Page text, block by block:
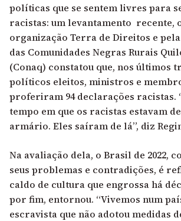
políticas que se sentem livres para
racistas: um levantamento recente,
organização Terra de Direitos e
das Comunidades Negras Rurais
(Conaq) constatou que, nos últimos
políticos eleitos, ministros e
proferiram 94 declarações racistas.
tempo em que os racistas estavam
armário. Eles saíram de lá”, diz
Na avaliação dela, o Brasil de 2022,
seus problemas e contradições, é
caldo de cultura que engrossa há
por fim, entornou. “Vivemos num
escravista que não adotou medidas